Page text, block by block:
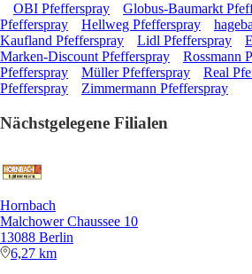
OBI Pfefferspray Globus-Baumarkt
Pfefferspray
Hellweg Pfefferspray
Kaufland Pfefferspray
Lidl Pfefferspray
Marken-Discount Pfefferspray
Rossmann
Pfefferspray
Müller Pfefferspray Real
Pfefferspray
Zimmermann Pfefferspray
Nächstgelegene Filialen
Hornbach
Malchower Chaussee 10
13088 Berlin
6,27 km